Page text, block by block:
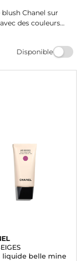
Chanel sur
des couleurs
Retrouvez les
avec nos
Disponible
liquide belle mine